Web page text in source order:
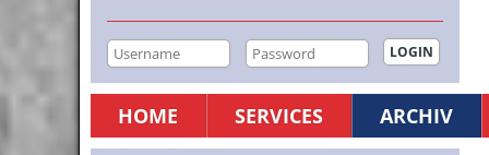
HOME SERVICES ARCHIV